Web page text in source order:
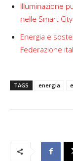
Illuminazione
nelle Smart City
Energia e
Federazione
TAGS energia